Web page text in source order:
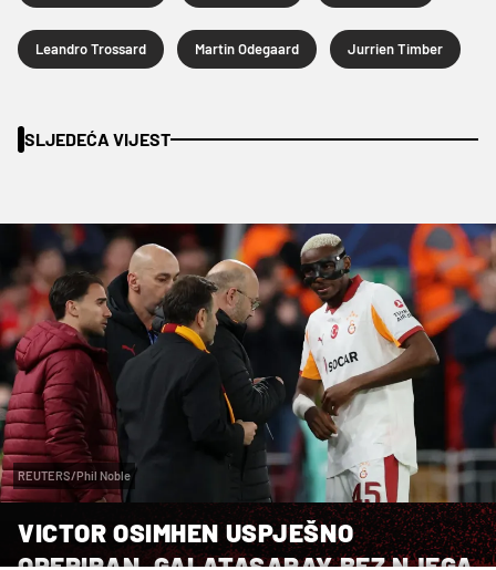
Leandro Trossard Martin Odegaard Jurrien Timber
SLJEDEĆA VIJEST
REUTERS/Phil Noble
VICTOR OSIMHEN USPJEŠNO